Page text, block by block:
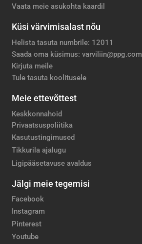
Vaata meie asukohta kaardil
Küsi värvimisalast nõu
Helista tasuta numbrile: 12011
Saada oma küsimus: varviliin@ppg.com
Kirjuta meile
Tule tasuta koolitusele
Meie ettevõttest
Keskkonnahoid
Privaatsuspoliitika
Kasutustingimused
Tikkurila ajalugu
Ligipääsetavuse avaldus
Jälgi meie tegemisi
Facebook
Instagram
Pinterest
Youtube